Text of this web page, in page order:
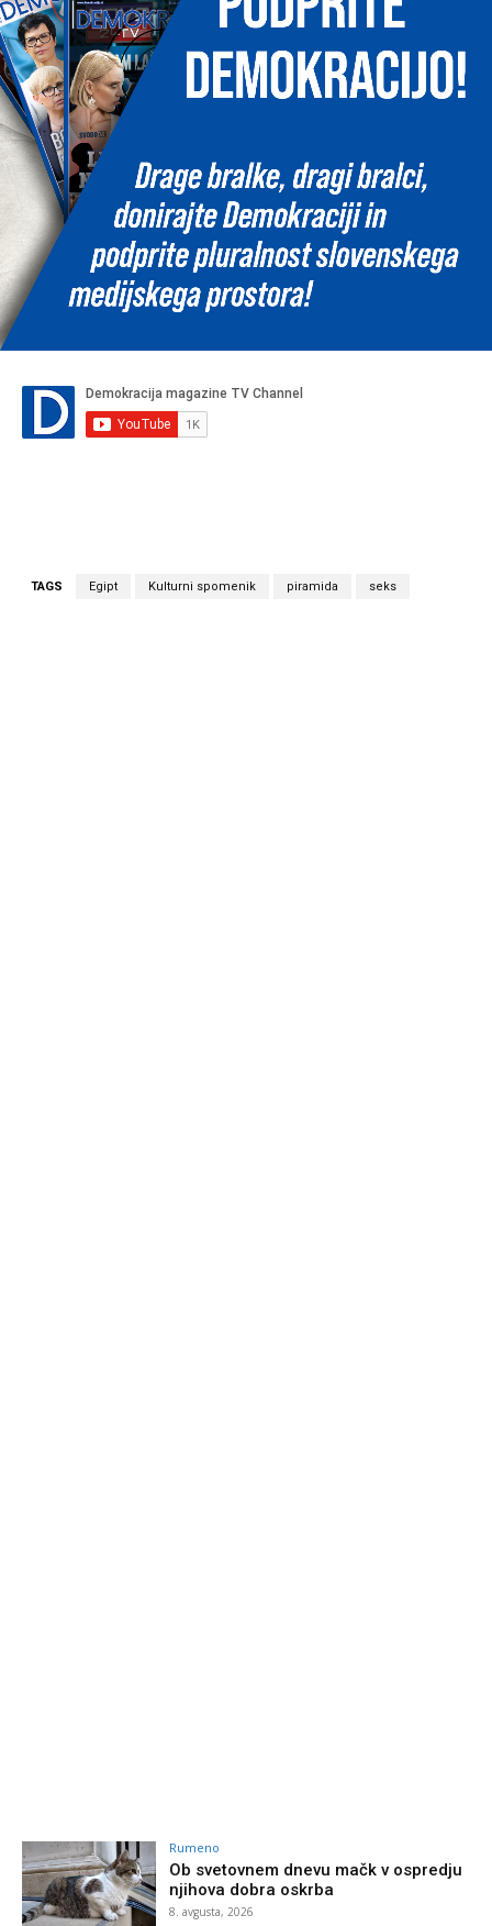
TAGS Egipt Kulturni spomenik piramida seks
Rumeno
Ob svetovnem dnevu mačk v ospredju
njihova dobra oskrba
8. avgusta, 2026